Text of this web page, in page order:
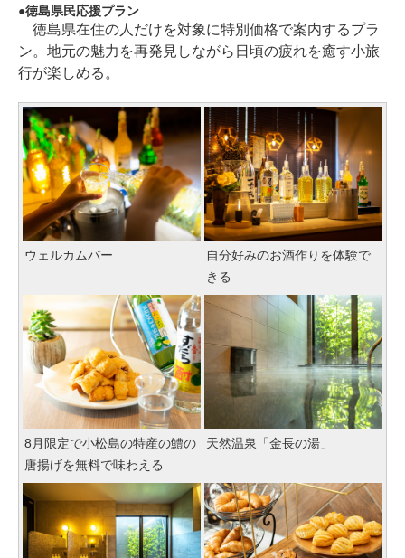
徳島県民応援プラン
徳島県在住の人だけを対象に特別価格で案内するプラ
ン。地元の魅力を再発見しながら日頃の疲れを癒す小旅
行が楽しめる。
ウェルカムバー
自分好みのお酒作りを体験で
きる
8月限定で小松島の特産の鱧の
唐揚げを無料で味わえる
天然温泉「金長の湯」